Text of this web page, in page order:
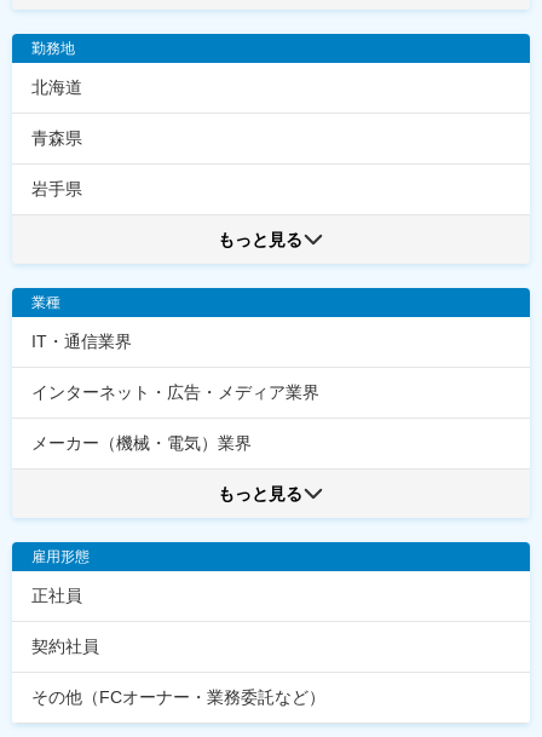
勤務地
北海道
青森県
岩手県
もっと見る
業種
IT・通信業界
インターネット・広告・メディア業界
メーカー（機械・電気）業界
もっと見る
雇用形態
正社員
契約社員
その他（FCオーナー・業務委託など）